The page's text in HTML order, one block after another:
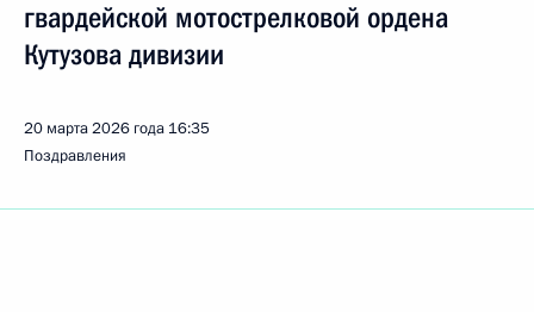
гвардейской мотострелковой ордена
Кутузова дивизии
20 марта 2026 года 16:35
Поздравления